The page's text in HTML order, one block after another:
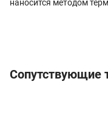
наносится методом
Сопутствующие